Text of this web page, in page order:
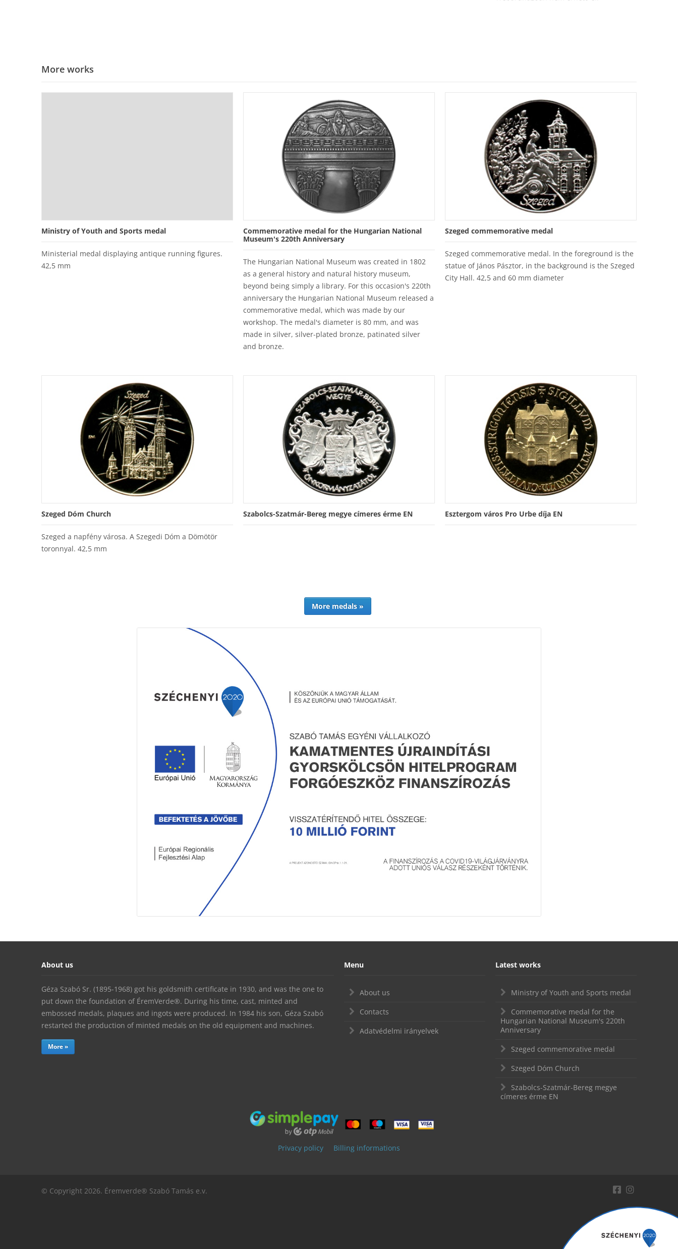
More works
Ministry of Youth and Sports medal
Ministerial medal displaying antique running figures.
42,5 mm
Commemorative medal for the Hungarian National
Museum's 220th Anniversary
The Hungarian National Museum was created in 1802
as a general history and natural history museum,
beyond being simply a library. For this occasion's 220th
anniversary the Hungarian National Museum released a
commemorative medal, which was made by our
workshop. The medal's diameter is 80 mm, and was
made in silver, silver-plated bronze, patinated silver
and bronze.
Szeged commemorative medal
Szeged commemorative medal. In the foreground is the
statue of János Pásztor, in the background is the Szeged
City Hall. 42,5 and 60 mm diameter
Szeged Dóm Church
Szeged a napfény városa. A Szegedi Dóm a Dömötör
toronnyal. 42,5 mm
Szabolcs-Szatmár-Bereg megye címeres érme EN Esztergom város Pro Urbe díja EN
More medals »
About us
Géza Szabó Sr. (1895-1968) got his goldsmith certificate in 1930, and was the one to
put down the foundation of ÉremVerde®. During his time, cast, minted and
embossed medals, plaques and ingots were produced. In 1984 his son, Géza Szabó
restarted the production of minted medals on the old equipment and machines.
More »
Menu
About us
Contacts
Adatvédelmi irányelvek
Latest works
Ministry of Youth and Sports medal
Commemorative medal for the
Hungarian National Museum's 220th
Anniversary
Szeged commemorative medal
Szeged Dóm Church
Szabolcs-Szatmár-Bereg megye
címeres érme EN
Privacy policy Billing informations
© Copyright 2026. Éremverde® Szabó Tamás e.v.